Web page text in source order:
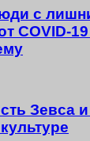
с
СOVID-
Зевса